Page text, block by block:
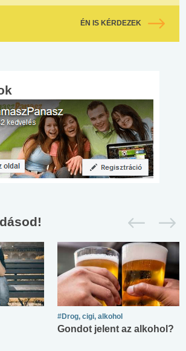
ÉN IS KÉRDEZEK
#Drog, cigi, alkohol
Gondot jelent az alkohol?